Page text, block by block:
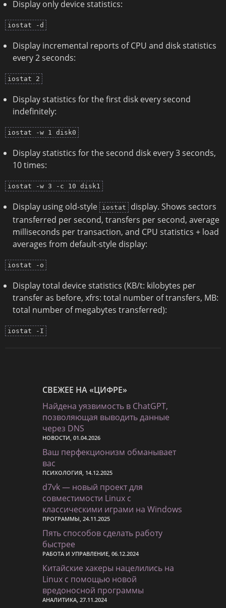
Display only device statistics:
iostat -d
Display incremental reports of CPU and disk statistics
every 2 seconds:
iostat 2
Display statistics for the first disk every second
indefinitely:
iostat -w 1 disk0
Display statistics for the second disk every 3 seconds,
10 times:
iostat -w 3 -c 10 disk1
Display using old-style iostat
display. Shows sectors
transferred per second, transfers per second, average
milliseconds per transaction, and CPU statistics + load
averages from default-style display:
iostat -o
Display total device statistics (KB/t: kilobytes per
transfer as before, xfrs: total number of transfers, MB:
total number of megabytes transferred):
iostat -I
СВЕЖЕЕ НА «ЦИФРЕ»
Найдена уязвимость в ChatGPT,
позволяющая выводить данные
через DNS
НОВОСТИ, 01.04.2026
Ваш перфекционизм обманывает
вас
ПСИХОЛОГИЯ, 14.12.2025
d7vk — новый проект для
совместимости Linux с
классическими играми на Windows
ПРОГРАММЫ, 24.11.2025
Пять способов сделать работу
быстрее
РАБОТА И УПРАВЛЕНИЕ, 06.12.2024
Китайские хакеры нацелились на
Linux с помощью новой
вредоносной программы
АНАЛИТИКА, 27.11.2024